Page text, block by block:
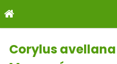
Corylus